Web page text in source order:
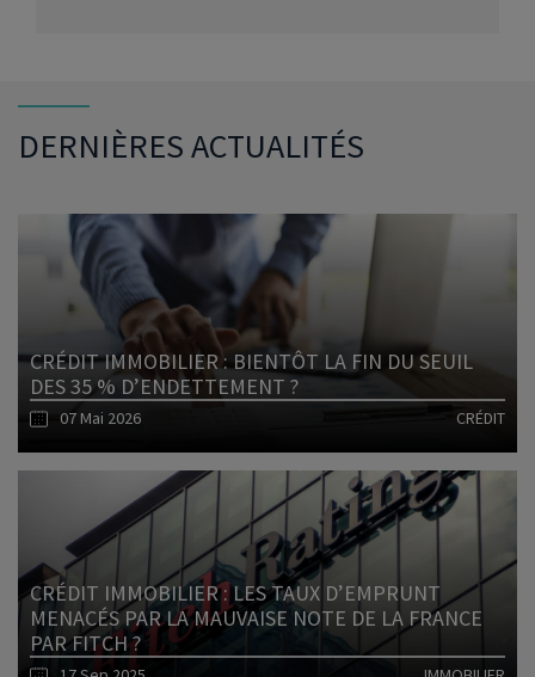
DERNIÈRES ACTUALITÉS
CRÉDIT IMMOBILIER : BIENTÔT LA FIN DU SEUIL
DES 35 % D’ENDETTEMENT ?
07 Mai 2026 CRÉDIT
Lire l'article
CRÉDIT IMMOBILIER : LES TAUX D’EMPRUNT
MENACÉS PAR LA MAUVAISE NOTE DE LA FRANCE
PAR FITCH ?